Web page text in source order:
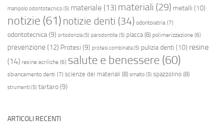
manipolo odontotecnico(5) materiale (13) materiali (29) metalli (10)
notizie (61) notizie denti (34) odontoiatria (7)
odontotecnica(9) ortodonzia(5) parodontite (5) placca(8) polimerizzazione (6)
prevenzione (12) Protesi (9) protesi combinata(5) pulizia denti (10) resine
(14) resine acriliche (6) salute e benessere (60)
sbiancamento denti (7) scienze dei materiali (8) smalto(5) spazzolino (8)
strumenti(5) tartaro(9)
ARTICOLI RECENTI